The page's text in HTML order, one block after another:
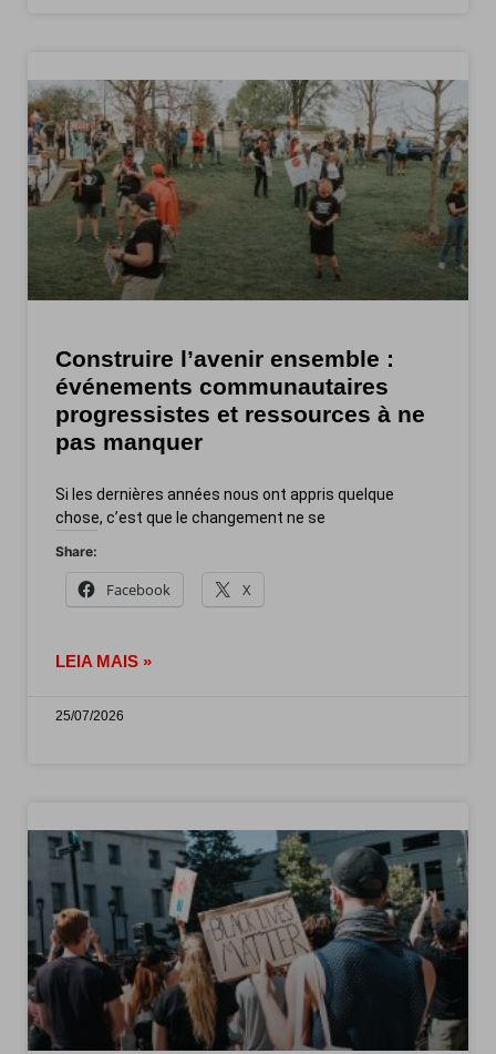
Construire l’avenir ensemble :
événements communautaires
progressistes et ressources à ne
pas manquer
Si les dernières années nous ont appris quelque
chose, c’est que le changement ne se
Share:
Facebook X
LEIA MAIS »
25/07/2026